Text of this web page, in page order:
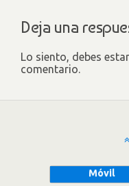
Deja una
Lo siento, debes estar
comentario.
Móvil